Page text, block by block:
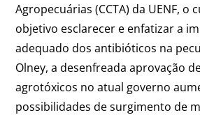
Agropecuárias (CCTA) da UENF, o
objetivo esclarecer e enfatizar a
adequado dos antibióticos na
Olney, a desenfreada aprovação
agrotóxicos no atual governo
possibilidades de surgimento de